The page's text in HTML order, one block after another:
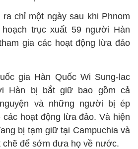
chỉ một ngày sau khi Phnom
trục xuất 59 người Hàn
gia các hoạt động lừa đảo
gia Hàn Quốc Wi Sung-lac
Hàn bị bắt giữ bao gồm cả
và những người bị ép
các hoạt động lừa đảo. Và hiện
bị tạm giữ tại Campuchia và
chẽ để sớm đưa họ về nước.